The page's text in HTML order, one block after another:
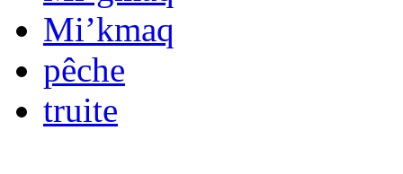
Mi’kmaq
pêche
truite